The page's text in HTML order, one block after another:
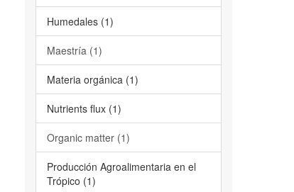
Humedales (1)
Maestría (1)
Materia orgánica (1)
Nutrients flux (1)
Organic matter (1)
Producción Agroalimentaria en el
Trópico (1)